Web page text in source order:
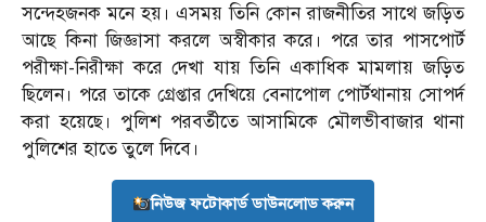
সন্দেহজনক মনে হয়। এসময় তিনি কোন রাজনীতির সাথে জড়িত
আছে কিনা জিজ্ঞাসা করলে অস্বীকার করে। পরে তার পাসপোর্ট
পরীক্ষা-নিরীক্ষা করে দেখা যায় তিনি একাধিক মামলায় জড়িত
ছিলেন। পরে তাকে গ্রেপ্তার দেখিয়ে বেনাপোল পোর্টথানায় সোপর্দ
করা হয়েছে। পুলিশ পরবর্তীতে আসামিকে মৌলভীবাজার থানা
পুলিশের হাতে তুলে দিবে।
নিউজ ফটোকার্ড ডাউনলোড করুন